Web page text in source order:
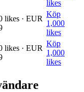
likes
likes · EUR
Köp
1,000
likes
likes · EUR
Köp
1,000
likes